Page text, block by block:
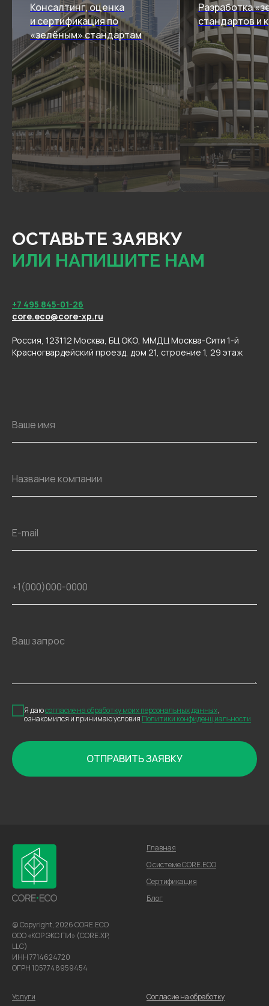
Консалтинг, оценка
и сертификация по
«зелёным» стандартам
Разработка
стандартов и
ОСТАВЬТЕ ЗАЯВКУ
ИЛИ НАПИШИТЕ НАМ
+7 495 845-01-26
core.eco@core-xp.ru
Россия, 123112 Москва, БЦ ОКО, ММДЦ Москва-Сити 1-й
Красногвардейский проезд, дом 21, строение 1, 29 этаж
Ваше имя
Название компании
E-mail
+1(000)000-0000
Ваш запрос
Я даюсогласие на обработку моих персональных данных,
ознакомился и принимаю условия Политики конфиденциальности
ОТПРАВИТЬ ЗАЯВКУ
@ Copyright, 2026 CORE.ECO
ООО «КОР ЭКС ПИ» (CORE.XP,
LLC)
ИНН 7714624720
ОГРН 1057748959454
Главная
О системе CORE.ECO
Сертификация
Блог
Услуги
Cогласие на обработку